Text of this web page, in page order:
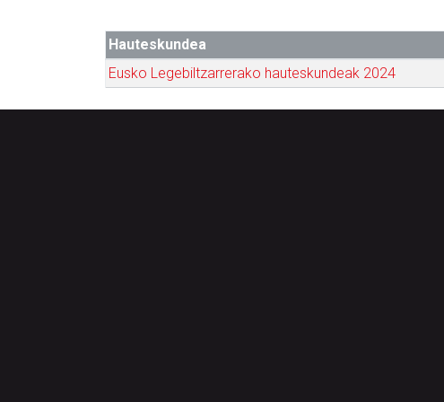
Hauteskundea
Eusko Legebiltzarrerako hauteskundeak 2024